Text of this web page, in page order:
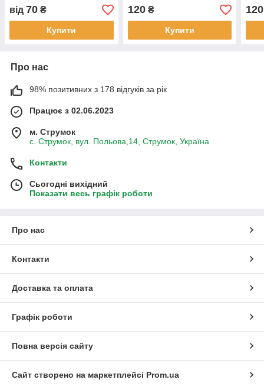
від 70 ₴
Купити
120₴
Купити
120
Про нас
98% позитивних з 178 відгуків за рік
Працює з 02.06.2023
м. Струмок
с. Струмок, вул. Польова,14, Струмок, Україна
Контакти
Сьогодні вихідний
Показати весь графік роботи
Про нас
Контакти
Доставка та оплата
Графік роботи
Повна версія сайту
Сайт створено на маркетплейсі Prom.ua